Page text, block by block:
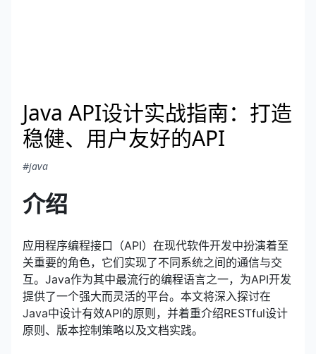
Java API设计实战指南：打造
稳健、用户友好的API
#java
介绍
应用程序编程接口（API）在现代软件开发中扮演着至
关重要的角色，它们实现了不同系统之间的通信与交
互。Java作为其中最流行的编程语言之一，为API开发
提供了一个强大而灵活的平台。本文将深入探讨在
Java中设计有效API的原则，并着重介绍RESTful设计
原则、版本控制策略以及文档实践。